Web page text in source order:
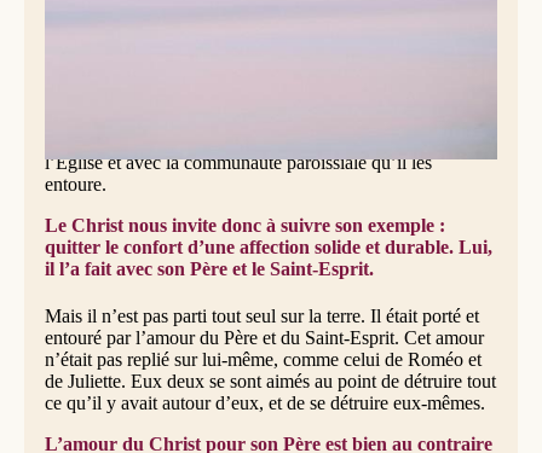
l’Église et avec la communauté paroissiale qu’il les
entoure.
Le Christ nous invite donc à suivre son exemple :
quitter le confort d’une affection solide et durable. Lui,
il l’a fait avec son Père et le Saint-Esprit.
Mais il n’est pas parti tout seul sur la terre. Il était porté et
entouré par l’amour du Père et du Saint-Esprit. Cet amour
n’était pas replié sur lui-même, comme celui de Roméo et
de Juliette. Eux deux se sont aimés au point de détruire tout
ce qu’il y avait autour d’eux, et de se détruire eux-mêmes.
L’amour du Christ pour son Père est bien au contraire